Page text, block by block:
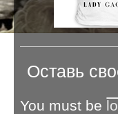
Оставь
You must be